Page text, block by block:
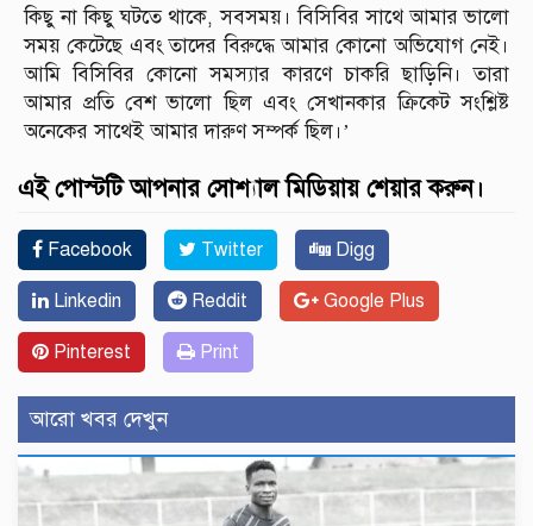
কিছু না কিছু ঘটতে থাকে, সবসময়। বিসিবির সাথে আমার ভালো
সময় কেটেছে এবং তাদের বিরুদ্ধে আমার কোনো অভিযোগ নেই।
আমি বিসিবির কোনো সমস্যার কারণে চাকরি ছাড়িনি। তারা
আমার প্রতি বেশ ভালো ছিল এবং সেখানকার ক্রিকেট সংশ্লিষ্ট
অনেকের সাথেই আমার দারুণ সম্পর্ক ছিল।’
এই পোস্টটি আপনার সোশ্যাল মিডিয়ায় শেয়ার করুন।
Facebook Twitter Digg
Linkedin Reddit Google Plus
Pinterest Print
আরো খবর দেখুন